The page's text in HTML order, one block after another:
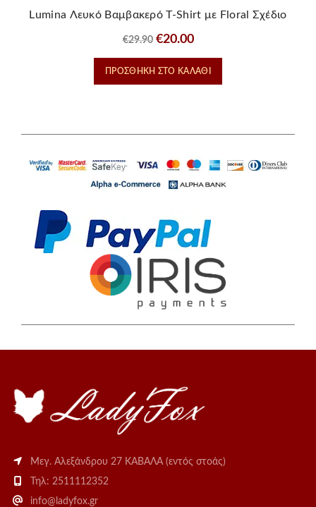
Lumina Λευκό Βαμβακερό T-Shirt με Floral Σχέδιο
€29.90 Original
price
was:
€20.00Η
τρέχουσα
τιμή
ΠΡΟΣΘΉΚΗ ΣΤΟ ΚΑΛΆΘΙ
Μεγ. Αλεξάνδρου 27 ΚΑΒΑΛΑ (εντός στοάς)
Τηλ: 2511112352
info@ladyfox.gr